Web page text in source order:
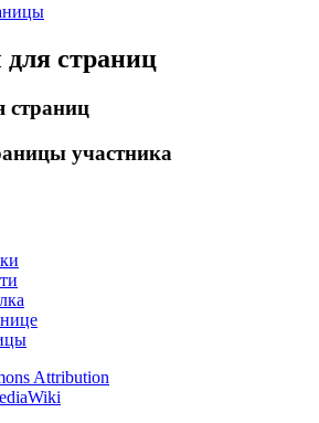
страниц
страниц
участника